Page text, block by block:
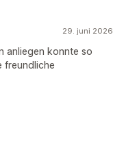
29. juni 2026
anliegen konnte so
freundliche